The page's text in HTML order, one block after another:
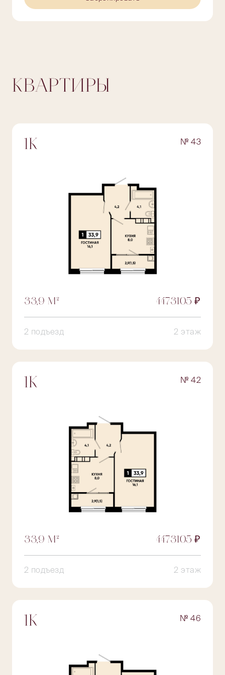
КВАРТИРЫ
1К № 43
33,9 М² 4473105 ₽
2 подъезд 2 этаж
1К № 42
33,9 М² 4473105 ₽
2 подъезд 2 этаж
1К № 46